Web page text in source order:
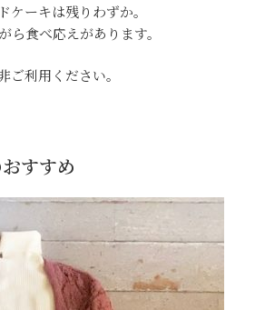
ケーキは残りわずか。
ら食べ応えがあります。
ご利用ください。
すすめ